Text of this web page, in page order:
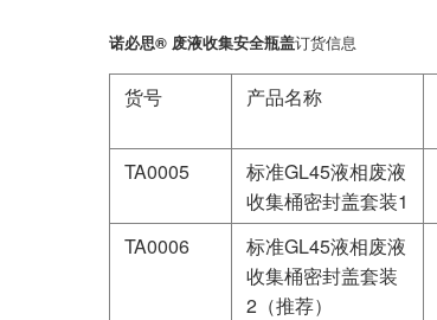
诺必思® 废液收集安全瓶盖订货信息
货号 产品名称
TA0005
标准GL45液相废液
收集桶密封盖套装1
TA0006
标准GL45液相废液
收集桶密封盖套装
2（推荐）